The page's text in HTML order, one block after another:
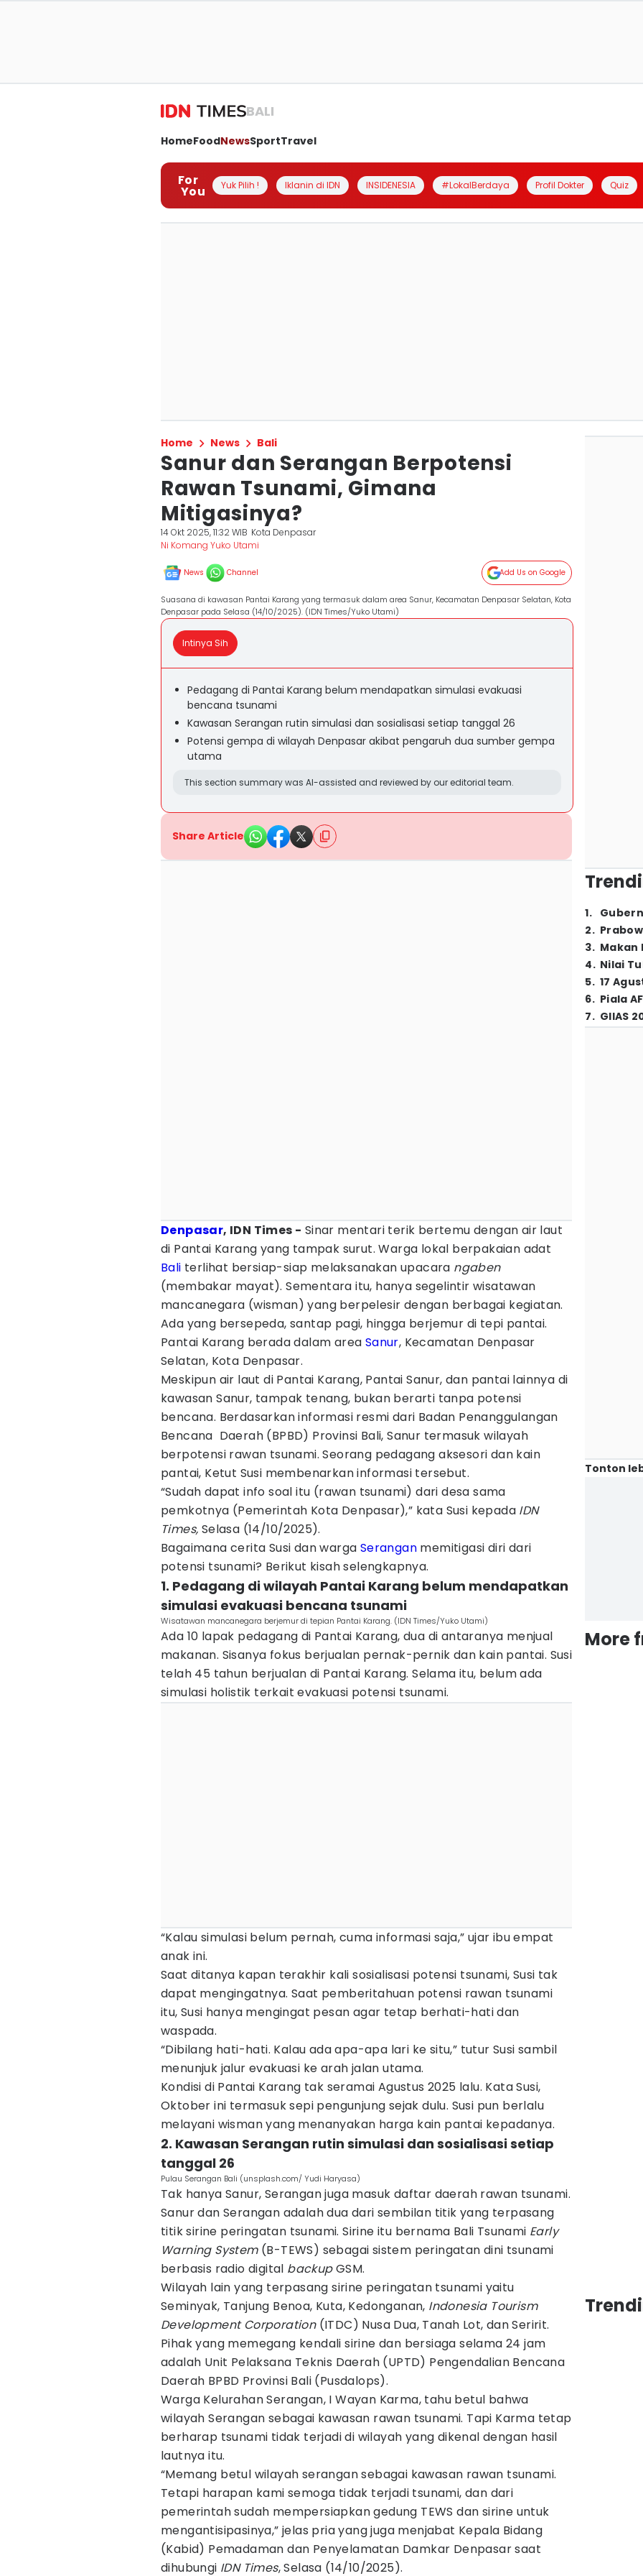
BALI
HomeFoodNewsSportTravel
For
You Yuk Pilih ! Iklanin di IDN INSIDENESIA #LokalBerdaya Profil Dokter Quiz
Home News Bali
Sanur dan Serangan Berpotensi
Rawan Tsunami, Gimana
Mitigasinya?
14 Okt 2025, 11:32 WIB Kota Denpasar
Ni Komang Yuko Utami
News Channel Add Us on Google
Suasana di kawasan Pantai Karang yang termasuk dalam area Sanur, Kecamatan Denpasar Selatan, Kota
Denpasar pada Selasa (14/10/2025). (IDN Times/Yuko Utami)
Intinya Sih
Pedagang di Pantai Karang belum mendapatkan simulasi evakuasi
bencana tsunami
Kawasan Serangan rutin simulasi dan sosialisasi setiap tanggal 26
Potensi gempa di wilayah Denpasar akibat pengaruh dua sumber gempa
utama
This section summary was AI-assisted and reviewed by our editorial team.
Share Article
Denpasar, IDN Times - Sinar mentari terik bertemu dengan air laut
di Pantai Karang yang tampak surut. Warga lokal berpakaian adat
Bali terlihat bersiap-siap melaksanakan upacara ngaben
(membakar mayat). Sementara itu, hanya segelintir wisatawan
mancanegara (wisman) yang berpelesir dengan berbagai kegiatan.
Ada yang bersepeda, santap pagi, hingga berjemur di tepi pantai.
Pantai Karang berada dalam area Sanur, Kecamatan Denpasar
Selatan, Kota Denpasar.
Meskipun air laut di Pantai Karang, Pantai Sanur, dan pantai lainnya di
kawasan Sanur, tampak tenang, bukan berarti tanpa potensi
bencana. Berdasarkan informasi resmi dari Badan Penanggulangan
Bencana Daerah (BPBD) Provinsi Bali, Sanur termasuk wilayah
berpotensi rawan tsunami. Seorang pedagang aksesori dan kain
pantai, Ketut Susi membenarkan informasi tersebut.
“Sudah dapat info soal itu (rawan tsunami) dari desa sama
pemkotnya (Pemerintah Kota Denpasar),” kata Susi kepada IDN
Times, Selasa (14/10/2025).
Bagaimana cerita Susi dan warga Serangan memitigasi diri dari
potensi tsunami? Berikut kisah selengkapnya.
1. Pedagang di wilayah Pantai Karang belum mendapatkan
simulasi evakuasi bencana tsunami
Wisatawan mancanegara berjemur di tepian Pantai Karang. (IDN Times/Yuko Utami)
Ada 10 lapak pedagang di Pantai Karang, dua di antaranya menjual
makanan. Sisanya fokus berjualan pernak-pernik dan kain pantai. Susi
telah 45 tahun berjualan di Pantai Karang. Selama itu, belum ada
simulasi holistik terkait evakuasi potensi tsunami.
“Kalau simulasi belum pernah, cuma informasi saja,” ujar ibu empat
anak ini.
Saat ditanya kapan terakhir kali sosialisasi potensi tsunami, Susi tak
dapat mengingatnya. Saat pemberitahuan potensi rawan tsunami
itu, Susi hanya mengingat pesan agar tetap berhati-hati dan
waspada.
“Dibilang hati-hati. Kalau ada apa-apa lari ke situ,” tutur Susi sambil
menunjuk jalur evakuasi ke arah jalan utama.
Kondisi di Pantai Karang tak seramai Agustus 2025 lalu. Kata Susi,
Oktober ini termasuk sepi pengunjung sejak dulu. Susi pun berlalu
melayani wisman yang menanyakan harga kain pantai kepadanya.
2. Kawasan Serangan rutin simulasi dan sosialisasi setiap
tanggal 26
Pulau Serangan Bali (unsplash.com/ Yudi Haryasa)
Tak hanya Sanur, Serangan juga masuk daftar daerah rawan tsunami.
Sanur dan Serangan adalah dua dari sembilan titik yang terpasang
titik sirine peringatan tsunami. Sirine itu bernama Bali Tsunami Early
Warning System(B-TEWS) sebagai sistem peringatan dini tsunami
berbasis radio digital backupGSM.
Wilayah lain yang terpasang sirine peringatan tsunami yaitu
Seminyak, Tanjung Benoa, Kuta, Kedonganan, Indonesia Tourism
Development Corporation(ITDC) Nusa Dua, Tanah Lot, dan Seririt.
Pihak yang memegang kendali sirine dan bersiaga selama 24 jam
adalah Unit Pelaksana Teknis Daerah (UPTD) Pengendalian Bencana
Daerah BPBD Provinsi Bali (Pusdalops).
Warga Kelurahan Serangan, I Wayan Karma, tahu betul bahwa
wilayah Serangan sebagai kawasan rawan tsunami. Tapi Karma tetap
berharap tsunami tidak terjadi di wilayah yang dikenal dengan hasil
lautnya itu.
“Memang betul wilayah serangan sebagai kawasan rawan tsunami.
Tetapi harapan kami semoga tidak terjadi tsunami, dan dari
pemerintah sudah mempersiapkan gedung TEWS dan sirine untuk
mengantisipasinya,” jelas pria yang juga menjabat Kepala Bidang
(Kabid) Pemadaman dan Penyelamatan Damkar Denpasar saat
dihubungi IDN Times, Selasa (14/10/2025).
1.
2.
3. Makan
4. Nilai
5. 17
6. Piala
7. GIIAS
Tonton
More